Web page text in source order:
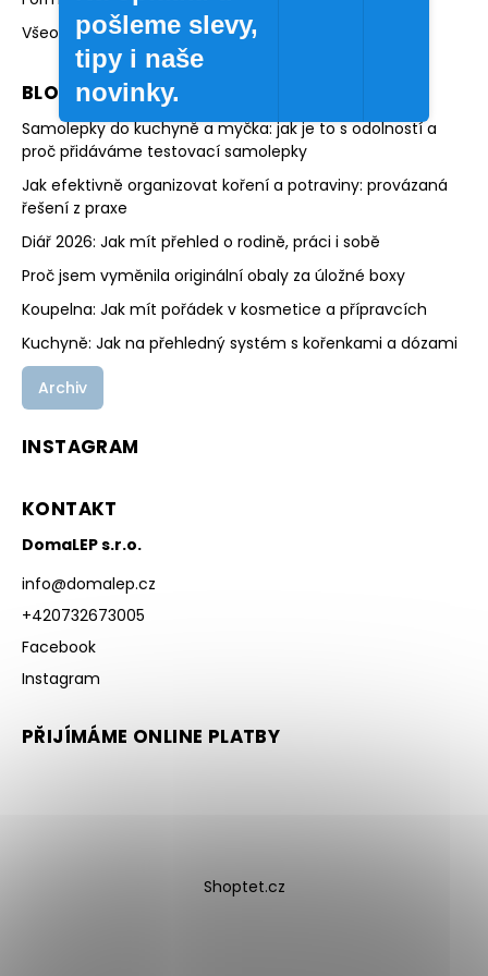
Všeobecné obchodní podmínky
BLOG
Samolepky do kuchyně a myčka: jak je to s odolností a
proč přidáváme testovací samolepky
Jak efektivně organizovat koření a potraviny: provázaná
řešení z praxe
Diář 2026: Jak mít přehled o rodině, práci i sobě
Proč jsem vyměnila originální obaly za úložné boxy
Koupelna: Jak mít pořádek v kosmetice a přípravcích
Kuchyně: Jak na přehledný systém s kořenkami a dózami
Archiv
INSTAGRAM
KONTAKT
DomaLEP s.r.o.
info@domalep.cz
+420732673005
Facebook
Instagram
PŘIJÍMÁME ONLINE PLATBY
Shoptet.cz
pošleme slevy,
tipy i naše
novinky.